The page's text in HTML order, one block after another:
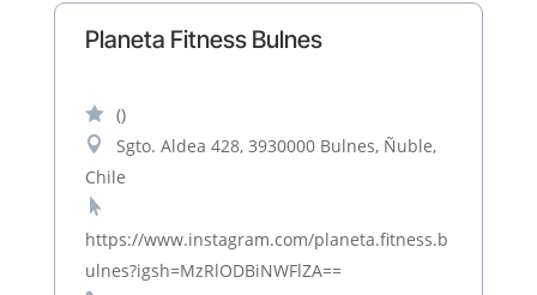
Planeta Fitness Bulnes
 ()

Sgto. Aldea 428, 3930000 Bulnes, Ñuble,
Chile

https://www.instagram.com/planeta.fitness.b
ulnes?igsh=MzRlODBiNWFlZA==